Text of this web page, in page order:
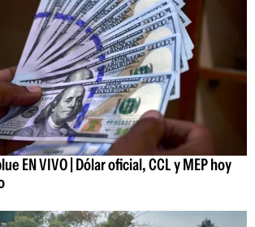
EN VIVO | Dólar oficial, CCL y MEP hoy